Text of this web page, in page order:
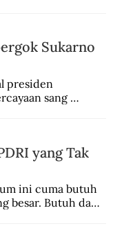
Sukarno
presiden
sang
yang Tak
ini cuma butuh
besar. Butuh dana